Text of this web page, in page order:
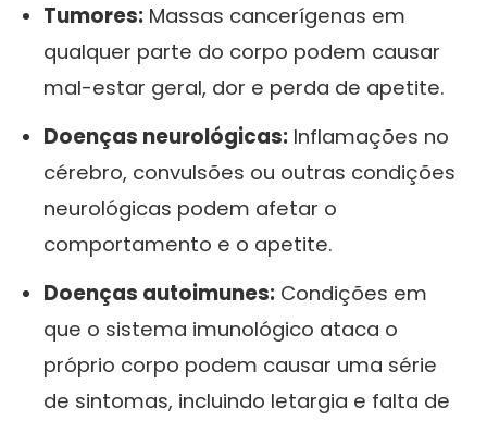
Tumores: Massas cancerígenas em
qualquer parte do corpo podem causar
mal-estar geral, dor e perda de apetite.
Doenças neurológicas: Inflamações no
cérebro, convulsões ou outras condições
neurológicas podem afetar o
comportamento e o apetite.
Doenças autoimunes: Condições em
que o sistema imunológico ataca o
próprio corpo podem causar uma série
de sintomas, incluindo letargia e falta de